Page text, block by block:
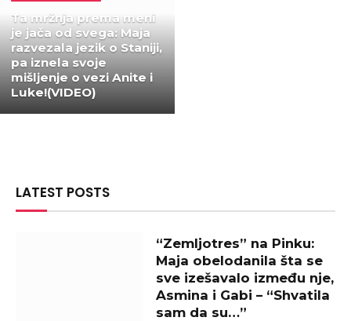
Ta mržnja prema meni
je jača od svega: Maja
razvezala jezik o Staniji,
pa iznela svoje
mišljenje o vezi Anite i
Luke!(VIDEO)
LATEST POSTS
“Zemljotres” na Pinku:
Maja obelodanila šta se
sve izešavalo između nje,
Asmina i Gabi – “Shvatila
sam da su…”